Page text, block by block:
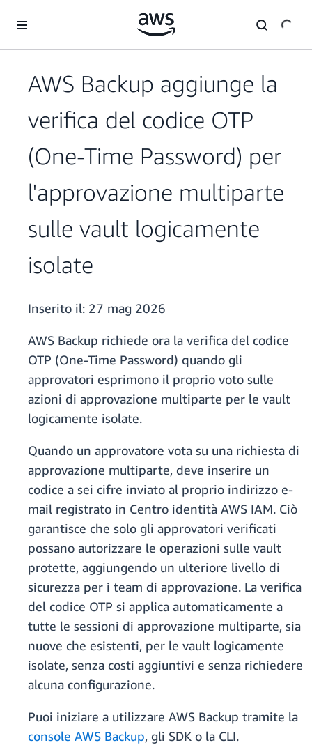
AWS Backup aggiunge la
verifica del codice OTP
(One-Time Password) per
l'approvazione multiparte
sulle vault logicamente
isolate
Inserito il: 27 mag 2026
AWS Backup richiede ora la verifica del codice
OTP (One-Time Password) quando gli
approvatori esprimono il proprio voto sulle
azioni di approvazione multiparte per le vault
logicamente isolate.
Quando un approvatore vota su una richiesta di
approvazione multiparte, deve inserire un
codice a sei cifre inviato al proprio indirizzo e-
mail registrato in Centro identità AWS IAM. Ciò
garantisce che solo gli approvatori verificati
possano autorizzare le operazioni sulle vault
protette, aggiungendo un ulteriore livello di
sicurezza per i team di approvazione. La verifica
del codice OTP si applica automaticamente a
tutte le sessioni di approvazione multiparte, sia
nuove che esistenti, per le vault logicamente
isolate, senza costi aggiuntivi e senza richiedere
alcuna configurazione.
Puoi iniziare a utilizzare AWS Backup tramite la
console AWS Backup, gli SDK o la CLI.